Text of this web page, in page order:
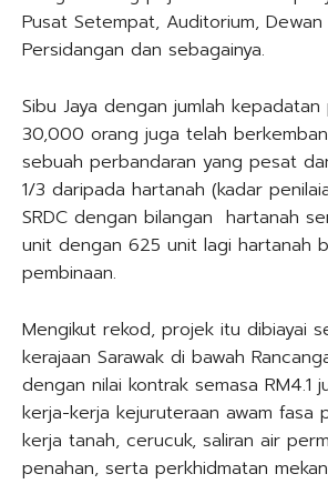
Pusat Setempat, Auditorium, Dewan
Persidangan dan sebagainya.
Sibu Jaya dengan jumlah
30,000 orang juga telah
sebuah perbandaran yang pesat
1/3 daripada hartanah (kadar
SRDC dengan bilangan hartanah
unit dengan 625 unit lagi hartanah
pembinaan.
Mengikut rekod, projek itu dibiayai
kerajaan Sarawak di bawah
dengan nilai kontrak semasa RM4.1
kerja-kerja kejuruteraan awam fasa
kerja tanah, cerucuk, saliran air
penahan, serta perkhidmatan